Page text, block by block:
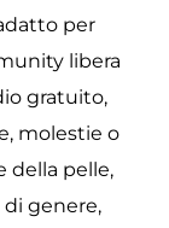
per
libera
gratuito,
molestie o
della pelle,
genere,